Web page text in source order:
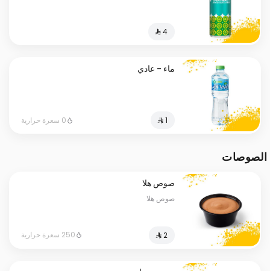
⁨⁦‪‬ 4⁩
ماء - عادي
0 سعرة حرارية
الصوصات
صوص هلا
صوص هلا
⁨⁦‪‬ 2⁩ 250 سعرة حرارية